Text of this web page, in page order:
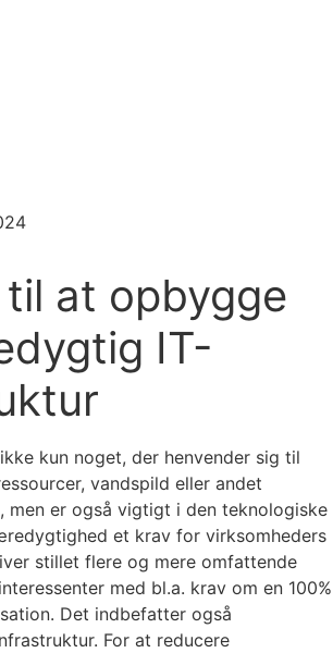
at opbygge
IT-
kun noget, der henvender sig til
vandspild eller andet
men er også vigtigt i den teknologiske
et krav for virksomheders
stillet flere og mere omfattende
med bl.a. krav om en 100%
Det indbefatter også
For at reducere